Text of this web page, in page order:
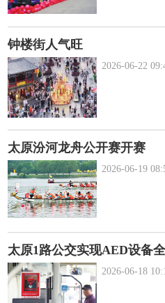
钟楼街人气旺
2026-06-22
太原汾河龙舟公开赛开赛
2026-06-19
太原1路公交实现AED设备
2026-06-18